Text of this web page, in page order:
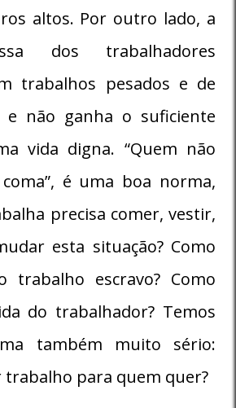
altos. Por outro lado, a
dos trabalhadores
trabalhos pesados e de
e não ganha o suficiente
vida digna. “Quem não
é uma boa norma,
precisa comer, vestir,
esta situação? Como
trabalho escravo? Como
do trabalhador? Temos
também muito sério:
para quem quer?